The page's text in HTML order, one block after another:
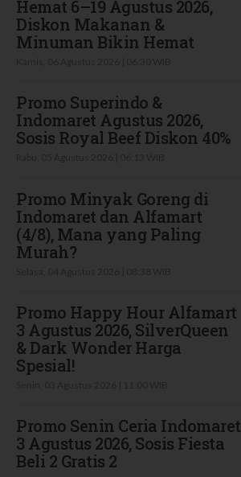
Hemat 6–19 Agustus 2026,
Diskon Makanan &
Minuman Bikin Hemat
Promo Superindo &
Indomaret Agustus 2026,
Sosis Royal Beef Diskon 40%
Promo Minyak Goreng di
Indomaret dan Alfamart
(4/8), Mana yang Paling
Murah?
Promo Happy Hour Alfamart
3 Agustus 2026, SilverQueen
& Dark Wonder Harga
Spesial!
Promo Senin Ceria Indomaret
3 Agustus 2026, Sosis Fiesta
Beli 2 Gratis 2